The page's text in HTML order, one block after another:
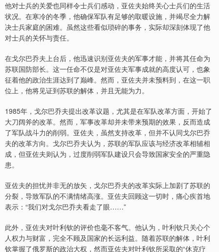
他对士兵的关爱也同样令士兵们感动，亚佐夫始终关心士兵们的生活
状况。在寒冷的冬季，他确保军队有足够的取暖设施，并竭尽全力解
决士兵家庭的困难。虽然这些看似琐碎的事务，实际却深刻体现了他
对士兵的关怀与责任。
在戈尔巴乔夫上台后，他迅速识别亚佐夫的军事才能，并将其任命为
苏联国防部长。这一任命不仅是对亚佐夫军事成就的高度认可，也象
征着他的政治生涯达到了巅峰。然而，亚佐夫并未预料到，在这一职
位上，他将见证到苏联的解体，并且无能为力。
1985年，戈尔巴乔夫提出改革议题，尤其是在军队改革方面，开始了
大刀阔斧的改革。然而，军事改革却并未带来预期的效果，反而造成
了军队战斗力的削弱。亚佐夫，虽然支持改革，但并不认同戈尔巴乔
夫的改革方向。戈尔巴乔夫认为，苏联的军队应该与经济改革相辅相
成，但亚佐夫则认为，过度削弱军队建设只会导致国家安全的严重隐
患。
亚佐夫的担忧并非无的放矢，戈尔巴乔夫的改革实际上加剧了苏联的
分裂，导致军队的不满情绪高涨。亚佐夫回顾这一切时，痛心疾首地
表示：“我们对戈尔巴乔夫看走了眼……”
此外，亚佐夫对叶利钦的评价也毫不客气。他认为，叶利钦只关心个
人权力与财富，完全不顾及国家的长远利益。随着苏联的解体，叶利
钦掌握了俄罗斯的政治大权，然而亚佐夫对叶利钦所采取的“休克疗